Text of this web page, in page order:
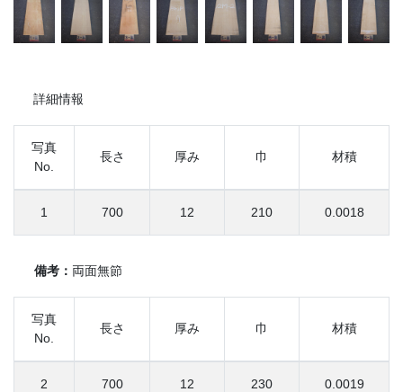
詳細情報
写真
No.
長さ 厚み 巾 材積
1 700 12 210 0.0018
備考： 両面無節
写真
No.
長さ 厚み 巾 材積
2 700 12 230 0.0019